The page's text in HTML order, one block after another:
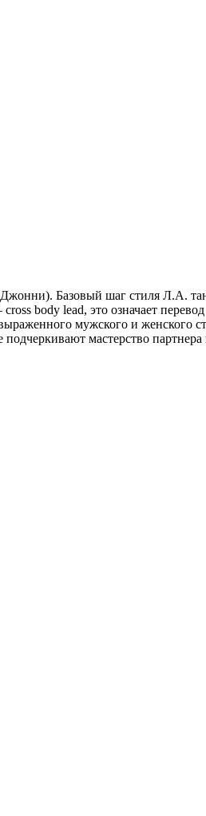
Базовый шаг стиля Л.А.
body lead, это означает
мужского и женского
мастерство